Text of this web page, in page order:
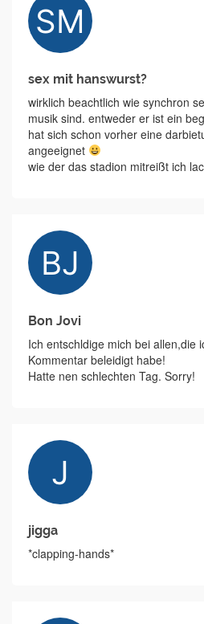
sex mit hanswurst?
wirklich beachtlich wie synchron
musik sind. entweder er ist ein
hat sich schon vorher eine
angeeignet
wie der das stadion mitreißt ich
Bon Jovi
Ich entschldige mich bei allen,die
Kommentar beleidigt habe!
Hatte nen schlechten Tag. Sorry!
jigga
*clapping-hands*